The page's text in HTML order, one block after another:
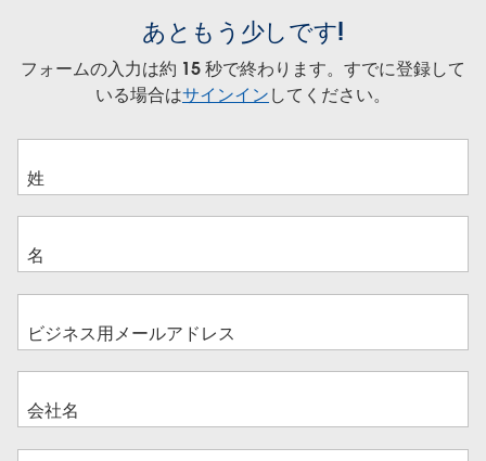
あともう少しです!
フォームの入力は約 15 秒で終わります。すでに登録して
いる場合はサインインしてください。